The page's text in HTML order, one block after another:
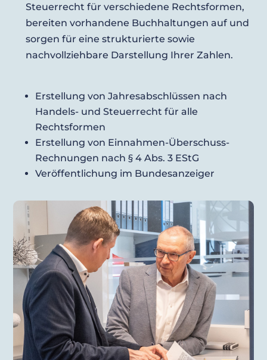
Steuerrecht für verschiedene Rechtsformen,
bereiten vorhandene Buchhaltungen auf und
sorgen für eine strukturierte sowie
nachvollziehbare Darstellung Ihrer Zahlen.
Erstellung von Jahresabschlüssen nach
Handels- und Steuerrecht für alle
Rechtsformen
Erstellung von Einnahmen-Überschuss-
Rechnungen nach § 4 Abs. 3 EStG
Veröffentlichung im Bundesanzeiger